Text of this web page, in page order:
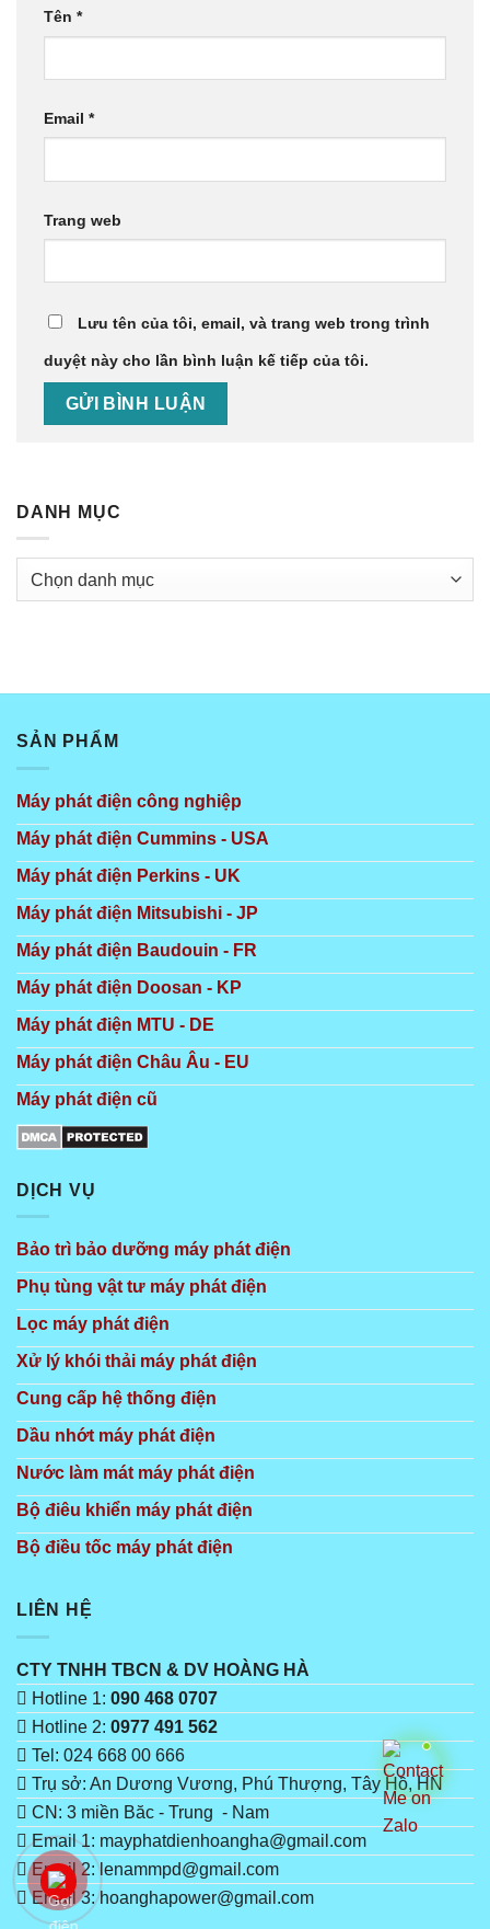
Tên *
Email *
Trang web
Lưu tên của tôi, email, và trang web trong trình
duyệt này cho lần bình luận kế tiếp của tôi.
DANH MỤC
Danh
SẢN PHẨM
Máy phát điện công nghiệp
Máy phát điện Cummins - USA
Máy phát điện Perkins - UK
Máy phát điện Mitsubishi - JP
Máy phát điện Baudouin - FR
Máy phát điện Doosan - KP
Máy phát điện MTU - DE
Máy phát điện Châu Âu - EU
Máy phát điện cũ
DỊCH VỤ
Bảo trì bảo dưỡng máy phát điện
Phụ tùng vật tư máy phát điện
Lọc máy phát điện
Xử lý khói thải máy phát điện
Cung cấp hệ thống điện
Dầu nhớt máy phát điện
Nước làm mát máy phát điện
Bộ điêu khiển máy phát điện
Bộ điều tốc máy phát điện
LIÊN HỆ
CTY TNHH TBCN & DV HOÀNG HÀ
Hotline 1: 090 468 0707
Hotline 2: 0977 491 562
Tel: 024 668 00 666
Trụ sở: An Dương Vương, Phú Thượng, Tây Hồ, HN
CN: 3 miền Băc - Trung - Nam
Email 1: mayphatdienhoangha@gmail.com
Email 2: lenammpd@gmail.com
Email 3: hoanghapower@gmail.com